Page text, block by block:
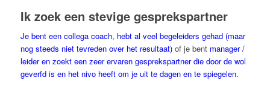
Ik zoek een stevige gesprekspartner
Je bent een collega coach, hebt al veel begeleiders gehad (maar
nog steeds niet tevreden over het resultaat)of je bent manager /
leider en zoekt een zeer ervaren gesprekspartner die door de wol
geverfd is en het nivo heeft om je uit te dagen en te spiegelen.